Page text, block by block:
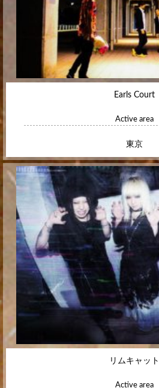
Earls Court
Active area
東京
リムキャット
Active area